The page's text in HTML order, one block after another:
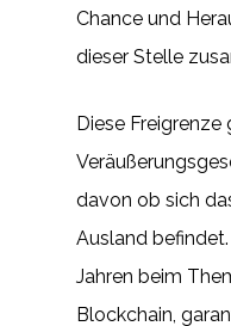
Chance und
dieser Stelle
Diese
davon ob sich
Ausland
Jahren beim
Blockchain,